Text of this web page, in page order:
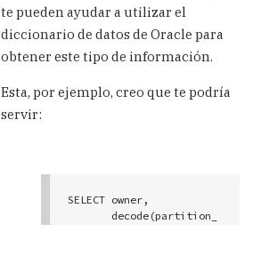
pueden
ayudar
un
Anonim.
(not
te pueden ayudar a utilizar el
diccionario de datos de Oracle para
obtener este tipo de información.
Esta, por ejemplo, creo que te podría
servir:
SELECT owner,